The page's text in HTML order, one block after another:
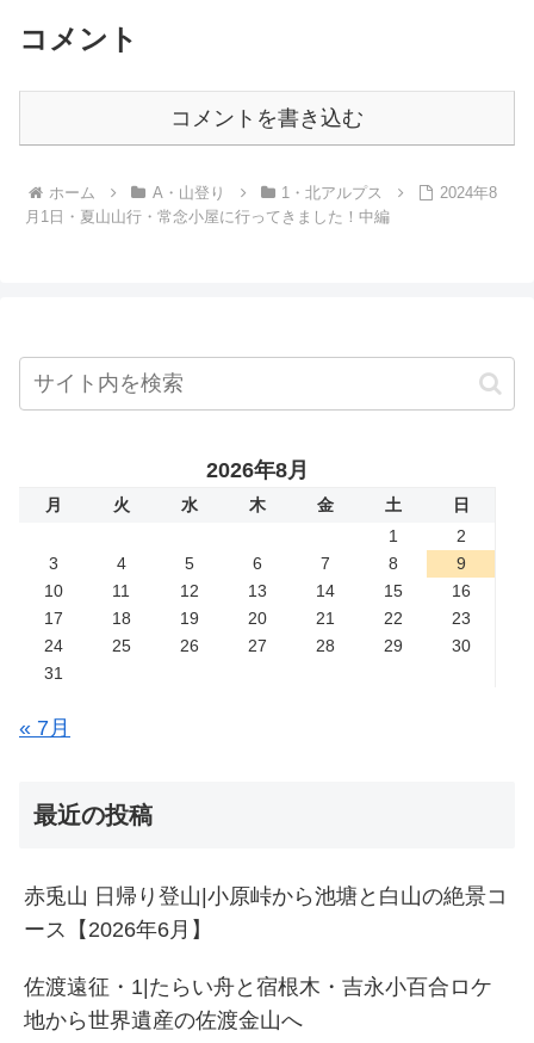
コメント
コメントを書き込む
ホーム A・山登り 1・北アルプス
2024年8
月1日・夏山山行・常念小屋に行ってきました！中編
2026年8月
月 火 水 木 金 土
日
1
2
3
4 5 6 7 8
9
10
11 12 13 14 15
16
17
18 19 20 21 22
23
24
25 26 27 28 29
30
31
« 7月
最近の投稿
赤兎山 日帰り登山|小原峠から池塘と白山の絶景コ
ース【2026年6月】
佐渡遠征・1|たらい舟と宿根木・吉永小百合ロケ
地から世界遺産の佐渡金山へ